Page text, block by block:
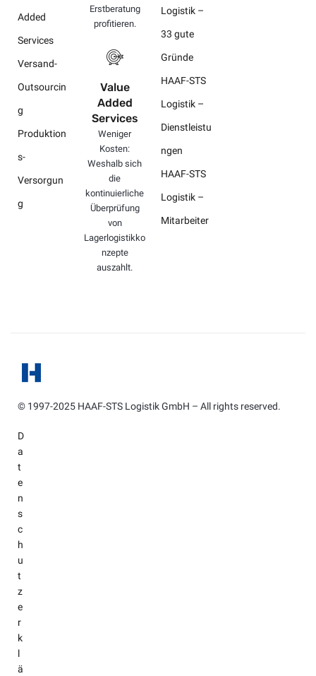
Added
Services
Versand-
Outsourcin
g
Produktion
s-
Versorgun
g
Erstberatung
profitieren.
Value
Added
Services
Weniger
Kosten:
Weshalb sich
die
kontinuierliche
Überprüfung
von
Lagerlogistikko
nzepte
auszahlt.
Logistik –
33 gute
Gründe
HAAF-STS
Logistik –
Dienstleistu
ngen
HAAF-STS
Logistik –
Mitarbeiter
© 1997-2025 HAAF-STS Logistik GmbH – All rights reserved.
D
a
t
e
n
s
c
h
u
t
z
e
r
k
l
ä